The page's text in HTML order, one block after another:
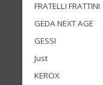
FRATELLI FRATTINI
GEDA NEXT AGE
GESSI
Just
KEROX